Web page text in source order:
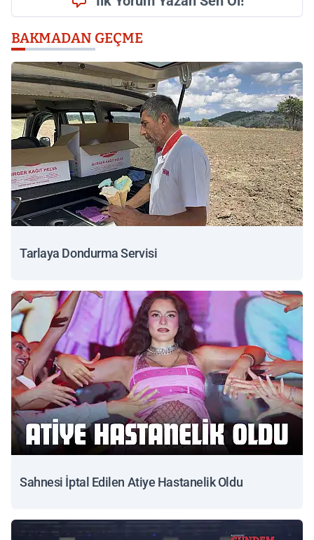
BAKMADAN GEÇME
Tarlaya Dondurma Servisi
Sahnesi İptal Edilen Atiye Hastanelik Oldu